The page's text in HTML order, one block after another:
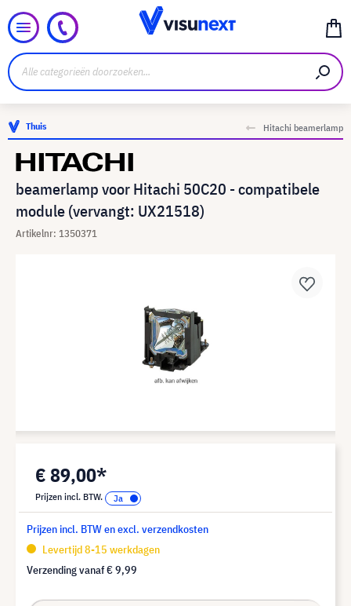
Thuis Hitachi beamerlamp
beamerlamp voor Hitachi 50C20 - compatibele
module (vervangt: UX21518)
Artikelnr: 1350371
€ 89,00*
Prijzen incl. BTW.
Prijzen incl. BTW en excl. verzendkosten
Levertijd 8-15 werkdagen
Verzending vanaf€ 9,99